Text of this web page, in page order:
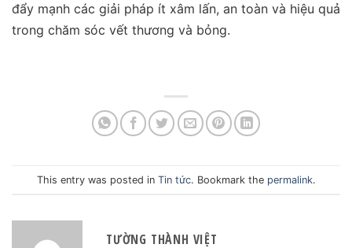
đẩy mạnh các giải pháp ít xâm lấn, an toàn và hiệu quả
trong chăm sóc vết thương và bỏng.
This entry was posted in Tin tức. Bookmark the permalink.
TƯỜNG THÀNH VIỆT